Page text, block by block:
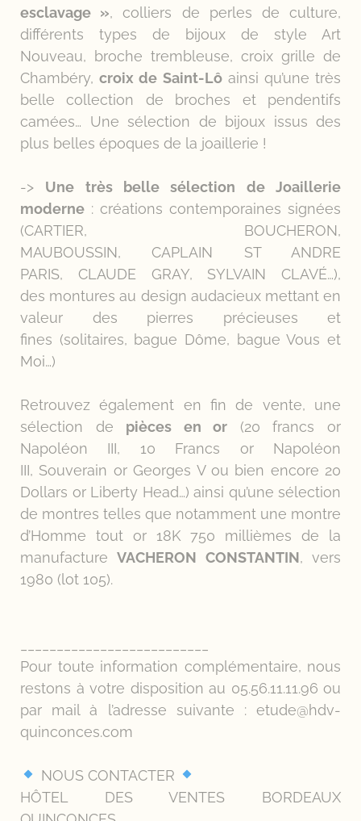
esclavage », colliers de perles de culture,
différents types de bijoux de style Art
Nouveau, broche trembleuse, croix grille de
Chambéry,croix de Saint-Lôainsi qu’une très
belle collection de broches et pendentifs
camées… Une sélection de bijoux issus des
plus belles époques de la joaillerie !
-> Une très belle sélection de Joaillerie
moderne : créations contemporaines signées
(CARTIER, BOUCHERON,
MAUBOUSSIN, CAPLAIN ST ANDRE
PARIS, CLAUDE GRAY, SYLVAIN CLAVÉ…),
des montures au design audacieux mettant en
valeur des pierres précieuses et
fines (solitaires, bague Dôme, bague Vous et
Moi…)
Retrouvez également en fin de vente, une
sélection de pièces en or (20 francs or
Napoléon III, 10 Francs or Napoléon
III, Souverain or Georges V ou bien encore 20
Dollars or Liberty Head…) ainsi qu’une sélection
de montres telles que notamment une montre
d’Homme tout or 18K 750 millièmes de la
manufactureVACHERON CONSTANTIN, vers
1980 (lot 105).
Pour toute information complémentaire, nous
restons à votre disposition au 05.56.11.11.96 ou
par mail à l’adresse suivante : etude@hdv-
quinconces.com
NOUS CONTACTER
HÔTEL DES VENTES BORDEAUX